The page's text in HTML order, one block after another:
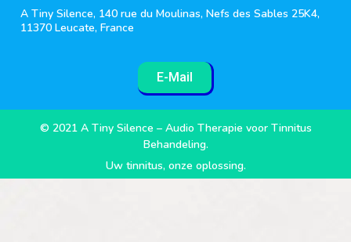
A Tiny Silence, 140 rue du Moulinas, Nefs des Sables 25K4,
11370 Leucate, France
E-Mail
© 2021 A Tiny Silence – Audio Therapie voor Tinnitus
Behandeling.
Uw tinnitus, onze oplossing.